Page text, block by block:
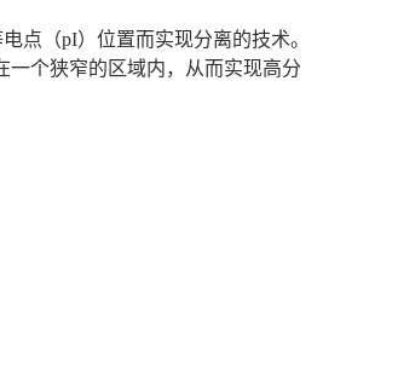
点（pI）位置而实现分离的技术。
一个狭窄的区域内，从而实现高分